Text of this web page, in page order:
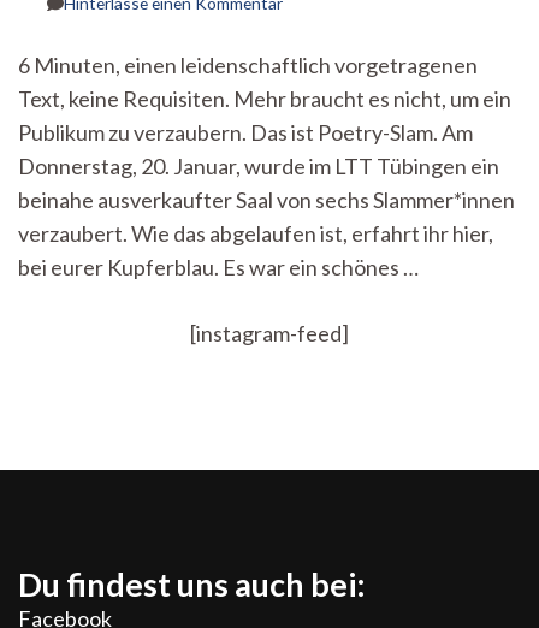
–
Poetry-
Slam
Tübingen
6 Minuten, einen leidenschaftlich vorgetragenen
Text, keine Requisiten. Mehr braucht es nicht, um ein
Publikum zu verzaubern. Das ist Poetry-Slam. Am
Donnerstag, 20. Januar, wurde im LTT Tübingen ein
beinahe ausverkaufter Saal von sechs Slammer*innen
verzaubert. Wie das abgelaufen ist, erfahrt ihr hier,
bei eurer Kupferblau. Es war ein schönes …
[instagram-feed]
Du findest uns auch bei:
Facebook